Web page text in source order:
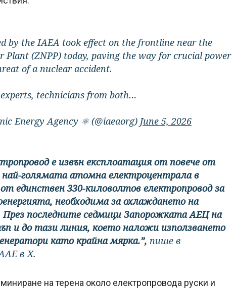
by the IAEA took effect on the frontline near the
Plant (ZNPP) today, paving the way for crucial power
of a nuclear accident.
technicians from both…
Energy Agency ⚛️ (@iaeaorg) June 5, 2026
е извън експлоатация от повече от
най-голямата атомна електроцентрала в
единствен 330-киловолтов електропровод за
необходима за охлаждането на
последните седмици Запорожката АЕЦ на
и до тази линия, което наложи използването
като крайна мярка.”, пише в
в Х.
на терена около електропровода руски и